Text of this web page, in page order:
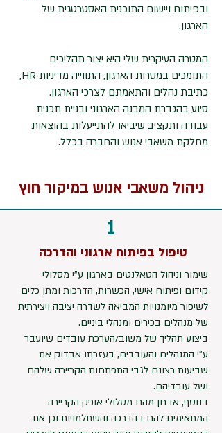
ובפיתוח ויישום התוכנית האסטרטגית של
הארגון.
המטרה העיקרית שלי היא יצור תהליכים
התומכים במטרות הארגון,
התווייה מדיניות HR,
כתיבת נהלים והתאמתם לצרכי הארגון.
סיוע בהגדרת המבנה הארגוני ובניית תכנית
עבודה ותקציב שיביאו להתייעלות בהוצאות
מחלקת משאבי אנוש והחברה בכלל.
ניהול משאבי אנוש במיקור חוץ
1
טיפול בפיתוח ארגוני והדרכה
שימור וניהול הטאלנטים בארגון ע"י מסלולי
קידום ופיתוח אישי, הכשרות, הדרכות ומתן כלים
לשיפור מיומנויות המביאה לשדרה יציבה ויצירתית
של מנהלים בכירים ומנהלי ביניים.
ביצוע תהליך של משוב/הערכת עובדים שיועבר
ע"י המנהלים והעובדים, בעזרתו אבדוק את
שביעות רצונם לגבי התפתחות הקריירה שלהם
ושל עובדיהם.
בנוסף, אבחן מהם מסלולי אופק הקריירה
המתאימים להם בהדרכה והשתלמויות וכן את